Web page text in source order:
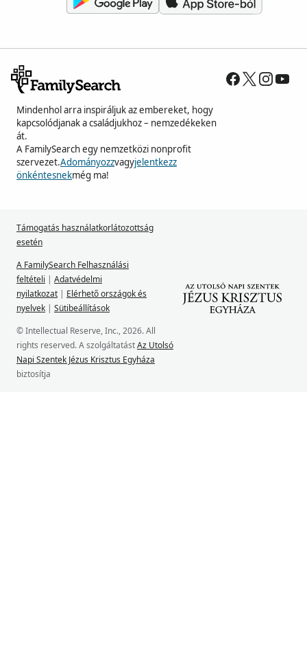
Mindenhol arra inspiráljuk az embereket, hogy
kapcsolódjanak a családjukhoz – nemzedékeken
át.
A FamilySearch egy nemzetközi nonprofit
szervezet.Adományozzvagyjelentkezz
önkéntesnekmég ma!
Támogatás használatkorlátozottság
esetén
A FamilySearch Felhasználási
feltételi | Adatvédelmi
nyilatkozat | Elérhető országok és
nyelvek | Sütibeállítások
© Intellectual Reserve, Inc., 2026. All
rights reserved. A szolgáltatástAz Utolsó
Napi Szentek Jézus Krisztus Egyháza
biztosítja